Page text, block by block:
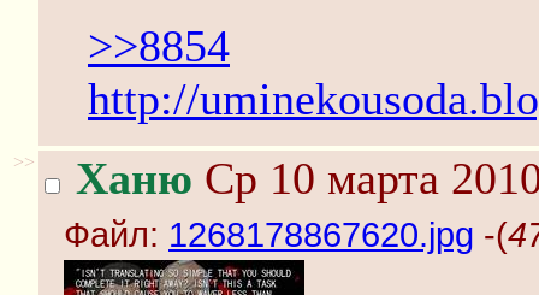
>>8854
http://
>> Ханю Ср 10 марта
Файл: 1268178867620.jpg -(